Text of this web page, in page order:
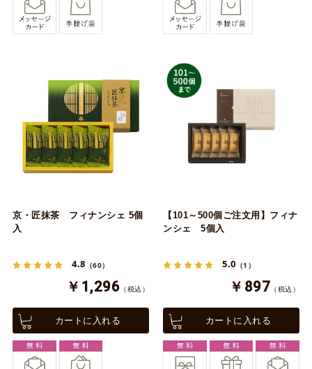
京・匠抹茶 フィナンシェ 5個
入
4.8 （60）
￥1,296 （税込）
カートに入れる
【101～500個ご注文用】フィナ
ンシェ 5個入
5.0 （1）
￥897 （税込）
カートに入れる